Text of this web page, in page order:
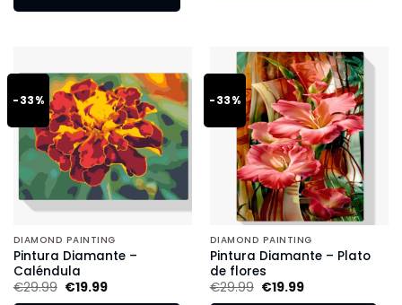
-33%
DIAMOND PAINTING
Pintura Diamante –
Caléndula
€29.99 €19.99
-33%
DIAMOND PAINTING
Pintura Diamante – Plato
de flores
€29.99 €19.99